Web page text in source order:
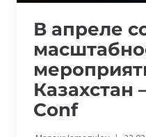
В апреле
Казахстан
Conf